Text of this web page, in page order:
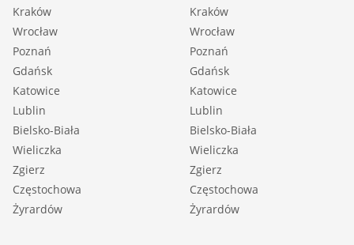
nieruchomości z rynku wtórnego.
::GWARANCJA | Gwarancja zwrotu zadatku.
Więcej informacji na sadurscy.pl/zwrot-zadatku/
Kraków
Wrocław
Poznań
Gdańsk
Katowice
Lublin
Bielsko-Biała
Wieliczka
Zgierz
Częstochowa
Żyrardów
Kraków
Wrocław
Poznań
Gdańsk
Katowice
Lublin
Bielsko-Biała
Wieliczka
Zgierz
Częstochowa
Żyrardów